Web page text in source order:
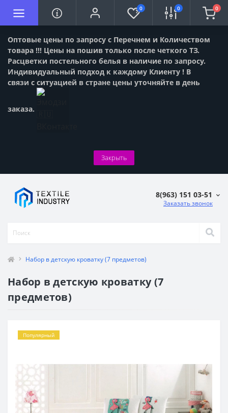
Оптовые цены по запросу с Перечнем и Количеством
товара !!! Цены на пошив только после четкого ТЗ.
Расцветки постельного белья в наличие по запросу.
Индивидуальный подход к каждому Клиенту ! В
связи с ситуацией в стране цены уточняйте в день
заказа.
Закрыть
0 0 0
8(963) 151 03-51
Заказать звонок
Набор в детскую кроватку (7 предметов)
Набор в детскую кроватку (7
предметов)
Популярный